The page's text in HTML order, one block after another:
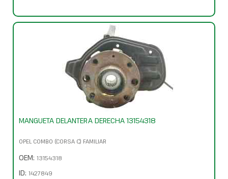
MANGUETA DELANTERA DERECHA 13154318
OPEL COMBO (CORSA C) FAMILIAR
OEM: 13154318
ID: 1427849